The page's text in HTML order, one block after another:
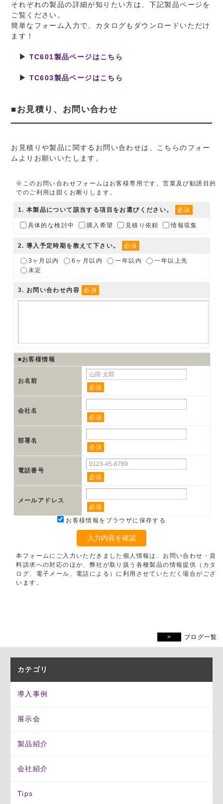
それぞれの製品の詳細が知りたい方は、下記製品ページを
ご覧ください。
簡単なフォーム入力で、カタログもダウンロードいただけ
ます！
▶ TC601製品ページはこちら
▶ TC603製品ページはこちら
■お見積り、お問い合わせ
お見積りや製品に関するお問い合わせは、こちらのフォー
ムよりお願いいたします。
※このお問い合わせフォームはお客様専用です。営業及び勧誘目的
でのご利用は固くお断りします。
1. 本製品について該当する項目をお選びください。 必須
具体的な検討中 購入希望 見積り依頼 情報収集
2. 導入予定時期を教えて下さい。 必須
3ヶ月以内 6ヶ月以内 一年以内
一年以上先
未定
3. お問い合わせ内容 必須
■お客様情報
お名前
必須
会社名
必須
部署名
必須
電話番号
必須
メールアドレス
必須
お客様情報をブラウザに保存する
入力内容を確認
本フォームにご入力いただきました個人情報は、お問い合わせ・資
料請求への対応のほか、弊社が取り扱う各種製品の情報提供（カタ
ログ、電子メール、電話による）に利用させていただく場合がござ
います。
ブログ一覧
カテゴリ
導入事例
展示会
製品紹介
会社紹介
Tips